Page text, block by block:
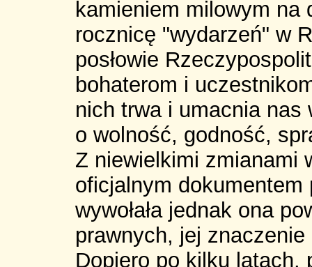
kamieniem milowym na
rocznicę "wydarzeń" w
posłowie
bohaterom i
nich trwa i umacnia
o wolność, godność,
Z niewielkimi zmianami
oficjalnym
wywołała jednak ona
prawnych, jej
Dopiero po kilku latach,